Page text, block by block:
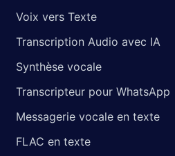
Voix vers Texte
Transcription Audio avec IA
Synthèse vocale
Transcripteur pour WhatsApp
Messagerie vocale en texte
FLAC en texte